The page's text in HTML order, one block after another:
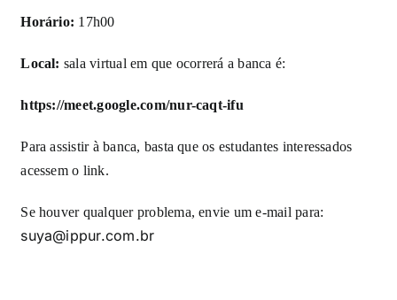
Horário: 17h00
Local: sala virtual em que ocorrerá a banca é:
https://meet.google.com/nur-caqt-ifu
Para assistir à banca, basta que os estudantes interessados
acessem o link.
Se houver qualquer problema, envie um e-mail para:
suya@ippur.com.br